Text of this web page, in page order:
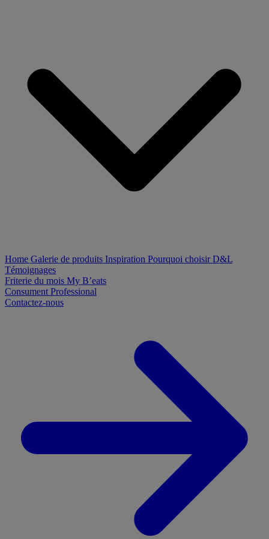
Home Galerie de produits Inspiration Pourquoi choisir D&L
Témoignages
Friterie du mois My B’eats
Consument Professional
Contactez-nous